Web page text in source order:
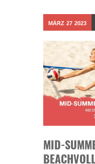
MÄRZ 27 2023
MID-